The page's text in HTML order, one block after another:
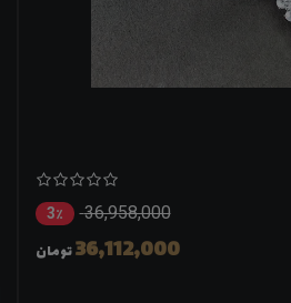
36,958,000 3٪
36,112,000تومان